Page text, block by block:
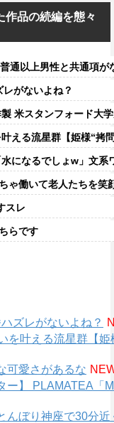
作品の続編を態々
上男性と共通項がなくな
がないよね？
米スタンフォード大
える流星群【姫様“拷
になるでしょw」文系
て老人たちを笑顔にして
スレ
らです
ズレがないよね？
を叶える流星群【姫
可愛さがあるな
ー】 PLAMATEA
んぼり神座で30分